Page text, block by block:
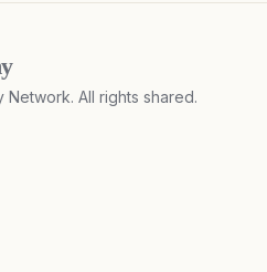
All rights shared.